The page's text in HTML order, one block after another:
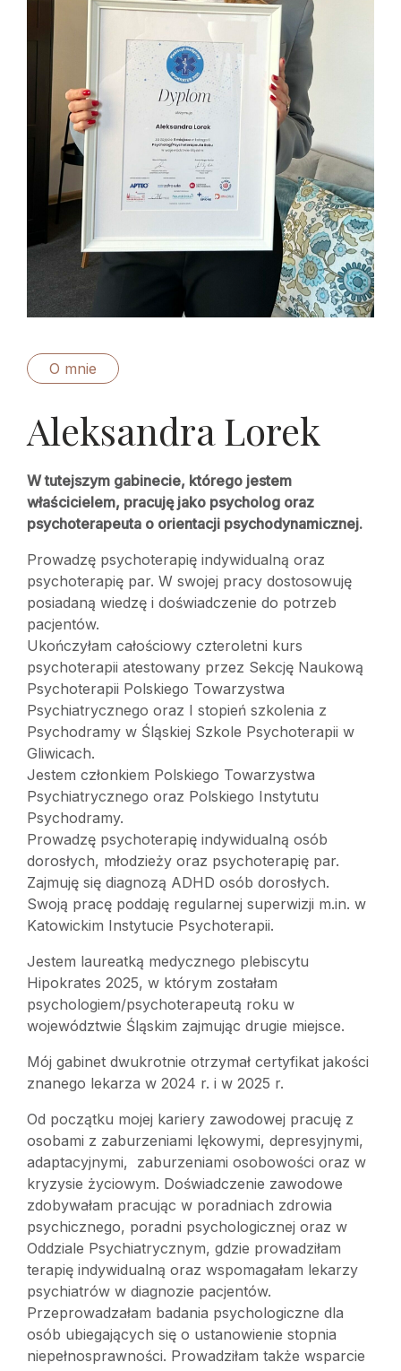
O mnie
Aleksandra Lorek
W tutejszym gabinecie, którego jestem
właścicielem, pracuję jako psycholog oraz
psychoterapeuta o orientacji psychodynamicznej.
Prowadzę psychoterapię indywidualną oraz
psychoterapię par. W swojej pracy dostosowuję
posiadaną wiedzę i doświadczenie do potrzeb
pacjentów.
Ukończyłam całościowy czteroletni kurs
psychoterapii atestowany przez Sekcję Naukową
Psychoterapii Polskiego Towarzystwa
Psychiatrycznego oraz I stopień szkolenia z
Psychodramy w Śląskiej Szkole Psychoterapii w
Gliwicach.
Jestem członkiem Polskiego Towarzystwa
Psychiatrycznego oraz Polskiego Instytutu
Psychodramy.
Prowadzę psychoterapię indywidualną osób
dorosłych, młodzieży oraz psychoterapię par.
Zajmuję się diagnozą ADHD osób dorosłych.
Swoją pracę poddaję regularnej superwizji m.in. w
Katowickim Instytucie Psychoterapii.
Jestem laureatką medycznego plebiscytu
Hipokrates 2025, w którym zostałam
psychologiem/psychoterapeutą roku w
województwie Śląskim zajmując drugie miejsce.
Mój gabinet dwukrotnie otrzymał certyfikat jakości
znanego lekarza w 2024 r. i w 2025 r.
Od początku mojej kariery zawodowej pracuję z
osobami z zaburzeniami lękowymi, depresyjnymi,
adaptacyjnymi, zaburzeniami osobowości oraz w
kryzysie życiowym. Doświadczenie zawodowe
zdobywałam pracując w poradniach zdrowia
psychicznego, poradni psychologicznej oraz w
Oddziale Psychiatrycznym, gdzie prowadziłam
terapię indywidualną oraz wspomagałam lekarzy
psychiatrów w diagnozie pacjentów.
Przeprowadzałam badania psychologiczne dla
osób ubiegających się o ustanowienie stopnia
niepełnosprawności. Prowadziłam także wsparcie